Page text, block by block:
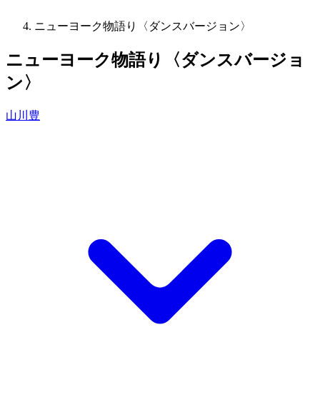
ニューヨーク物語り〈ダンスバージョン〉
ニューヨーク物語り〈ダンスバージョ
ン〉
山川豊